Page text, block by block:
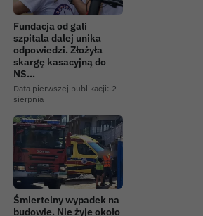
Fundacja od gali
szpitala dalej unika
odpowiedzi. Złożyła
skargę kasacyjną do
NS…
Data pierwszej publikacji: 2
sierpnia
Śmiertelny wypadek na
budowie. Nie żyje około